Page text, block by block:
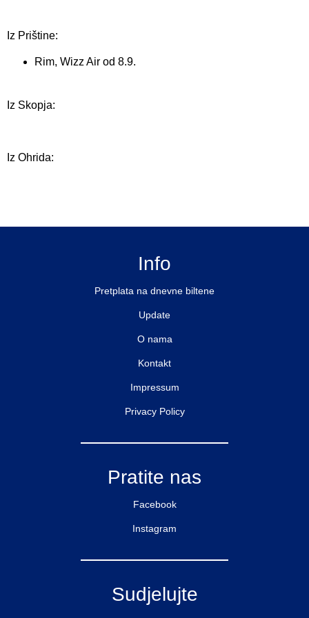
Iz Prištine:
Rim, Wizz Air od 8.9.
Iz Skopja:
Iz Ohrida:
Info
Pretplata na dnevne biltene
Update
O nama
Kontakt
Impressum
Privacy Policy
Pratite nas
Facebook
Instagram
Sudjelujte